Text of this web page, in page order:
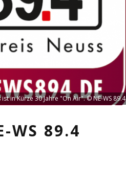
in Kürze 30 Jahre "On Air". © NE-WS 89.4
WS 89.4